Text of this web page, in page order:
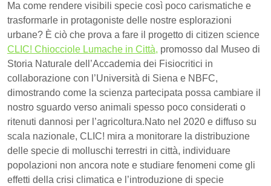
Ma come rendere visibili specie così poco carismatiche e
trasformarle in protagoniste delle nostre esplorazioni
urbane? È ciò che prova a fare il progetto di citizen science
CLIC! Chiocciole Lumache in Città, promosso dal Museo di
Storia Naturale dell’Accademia dei Fisiocritici in
collaborazione con l’Università di Siena e NBFC,
dimostrando come la scienza partecipata possa cambiare il
nostro sguardo verso animali spesso poco considerati o
ritenuti dannosi per l’agricoltura.Nato nel 2020 e diffuso su
scala nazionale, CLIC! mira a monitorare la distribuzione
delle specie di molluschi terrestri in città, individuare
popolazioni non ancora note e studiare fenomeni come gli
effetti della crisi climatica e l’introduzione di specie